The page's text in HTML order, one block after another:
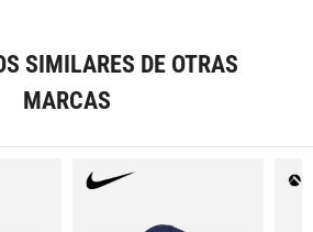
SIMILARES DE OTRAS
MARCAS